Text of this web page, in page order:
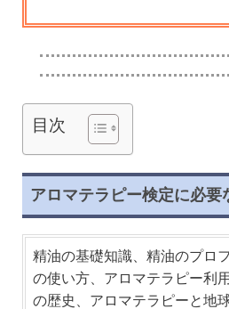
目次
アロマテラピー検定に必要
精油の基礎知識、精油のプロ
の使い方、アロマテラピー利
の歴史、アロマテラピーと地